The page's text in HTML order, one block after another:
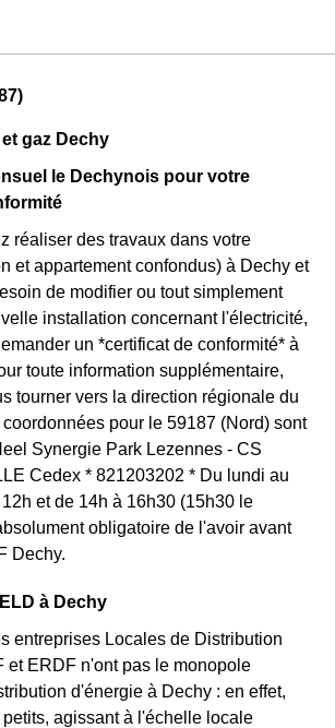
gaz Dechy
le Dechynois pour votre
réaliser des travaux dans votre
et appartement confondus) à Dechy et
de modifier ou tout simplement
installation concernant l'électricité,
un *certificat de conformité* à
toute information supplémentaire,
tourner vers la direction régionale du
pour le 59187 (Nord) sont
Synergie Park Lezennes - CS
Cedex * 821203202 * Du lundi au
et de 14h à 16h30 (15h30 le
obligatoire de l'avoir avant
Dechy.
à Dechy
entreprises Locales de Distribution
et ERDF n'ont pas le monopole
d'énergie à Dechy : en effet,
agissant à l'échelle locale